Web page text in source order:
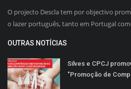
O projecto Descla tem por objectivo
o lazer português, tanto em Portugal
OUTRAS NOTÍCIAS
Silves e CPCJ
"Promoção de